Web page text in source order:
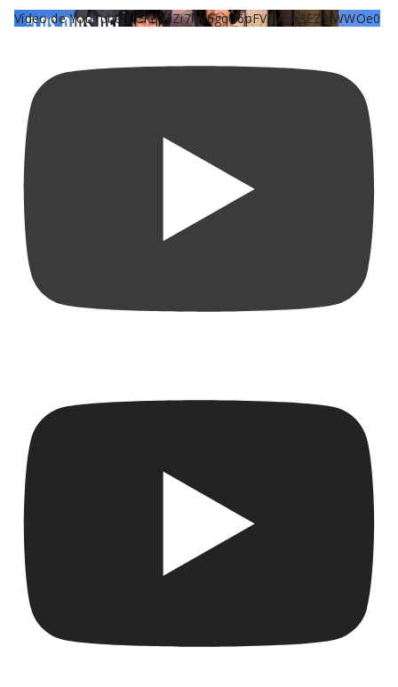
Vídeo de YouTube UCKqYjiZi7lzy6gqU6pFVFiA_A3EZ9JWWOe0